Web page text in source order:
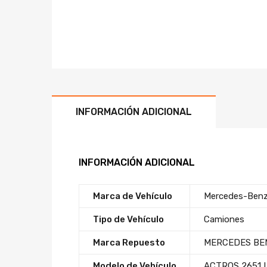
INFORMACIÓN ADICIONAL
INFORMACIÓN ADICIONAL
Marca de Vehículo Mercedes-Benz
Tipo de Vehículo Camiones
Marca Repuesto MERCEDES